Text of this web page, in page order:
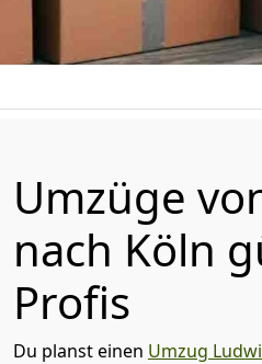
Umzüge
nach Köln
Profis
Du planst einen Umzug